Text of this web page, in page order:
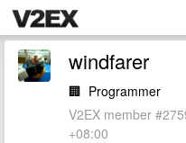
windfarer
🏢 Programmer
V2EX member
+08:00